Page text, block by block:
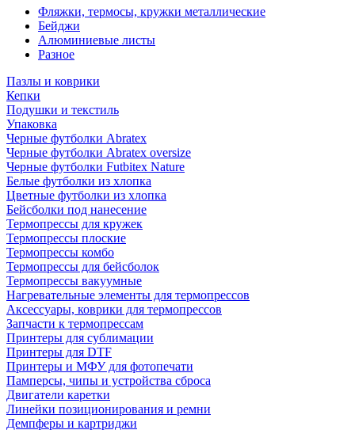
Фляжки, термосы, кружки металлические
Бейджи
Алюминиевые листы
Разное
Пазлы и коврики
Кепки
Подушки и текстиль
Упаковка
Черные футболки Abratex
Черные футболки Abratex oversize
Черные футболки Futbitex Nature
Белые футболки из хлопка
Цветные футболки из хлопка
Бейсболки под нанесение
Термопрессы для кружек
Термопрессы плоские
Термопрессы комбо
Термопрессы для бейсболок
Термопрессы вакуумные
Нагревательные элементы для термопрессов
Аксессуары, коврики для термопрессов
Запчасти к термопрессам
Принтеры для сублимации
Принтеры для DTF
Принтеры и МФУ для фотопечати
Памперсы, чипы и устройства сброса
Двигатели каретки
Линейки позиционирования и ремни
Демпферы и картриджи